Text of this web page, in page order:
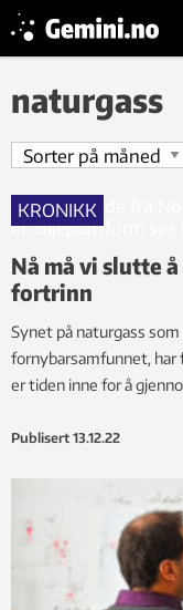
naturgass
KRONIKK
Nå må vi slutte
fortrinn
Synet på naturgass
fornybarsamfunnet, har
er tiden inne for å
Publisert 13.12.22